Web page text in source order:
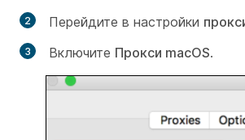
Перейдите в настройки
Включите Прокси macOS.